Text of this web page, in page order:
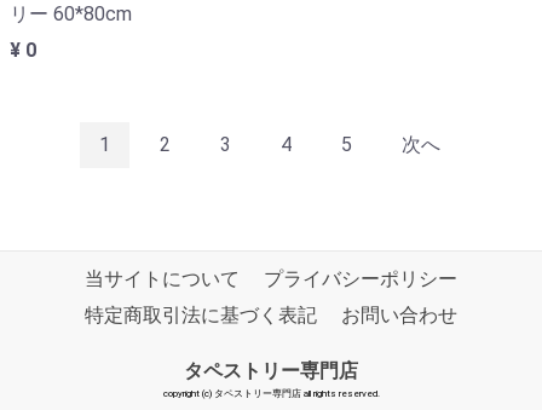
リー 60*80cm
¥ 0
1 2 3 4 5 次へ
当サイトについて
プライバシーポリシー
特定商取引法に基づく表記
お問い合わせ
タペストリー専門店
copyright (c) タペストリー専門店 all rights reserved.